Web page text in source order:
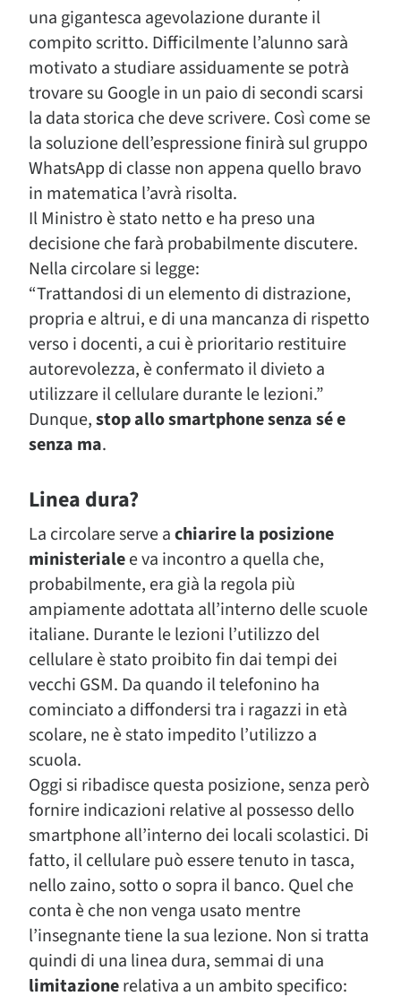
una gigantesca agevolazione durante il
compito scritto. Difficilmente l’alunno sarà
motivato a studiare assiduamente se potrà
trovare su Google in un paio di secondi scarsi
la data storica che deve scrivere. Così come se
la soluzione dell’espressione finirà sul gruppo
WhatsApp di classe non appena quello bravo
in matematica l’avrà risolta.
Il Ministro è stato netto e ha preso una
decisione che farà probabilmente discutere.
Nella circolare si legge:
“Trattandosi di un elemento di distrazione,
propria e altrui, e di una mancanza di rispetto
verso i docenti, a cui è prioritario restituire
autorevolezza, è confermato il divieto a
utilizzare il cellulare durante le lezioni.”
Dunque,stop allo smartphone senza sé e
senza ma.
Linea dura?
La circolare serve achiarire la posizione
ministerialee va incontro a quella che,
probabilmente, era già la regola più
ampiamente adottata all’interno delle scuole
italiane. Durante le lezioni l’utilizzo del
cellulare è stato proibito fin dai tempi dei
vecchi GSM. Da quando il telefonino ha
cominciato a diffondersi tra i ragazzi in età
scolare, ne è stato impedito l’utilizzo a
scuola.
Oggi si ribadisce questa posizione, senza però
fornire indicazioni relative al possesso dello
smartphone all’interno dei locali scolastici. Di
fatto, il cellulare può essere tenuto in tasca,
nello zaino, sotto o sopra il banco. Quel che
conta è che non venga usato mentre
l’insegnante tiene la sua lezione. Non si tratta
quindi di una linea dura, semmai di una
limitazionerelativa a un ambito specifico: